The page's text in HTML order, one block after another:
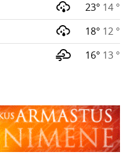
23° 14 °
18° 12 °
16° 13 °